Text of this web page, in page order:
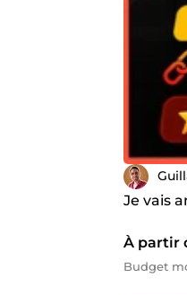
Je vais
À partir
Budget